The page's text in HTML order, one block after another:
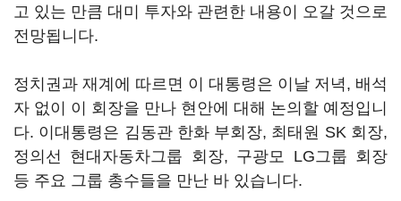
고 있는 만큼 대미 투자와 관련한 내용이 오갈 것으로
전망됩니다.
정치권과 재계에 따르면 이 대통령은 이날 저녁, 배석
자 없이 이 회장을 만나 현안에 대해 논의할 예정입니
다. 이대통령은 김동관 한화 부회장, 최태원 SK 회장,
정의선 현대자동차그룹 회장, 구광모 LG그룹 회장
등 주요 그룹 총수들을 만난 바 있습니다.